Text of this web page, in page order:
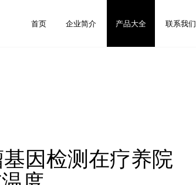
首页 企业简介 产品大全 联系我们
因检测在疗养院